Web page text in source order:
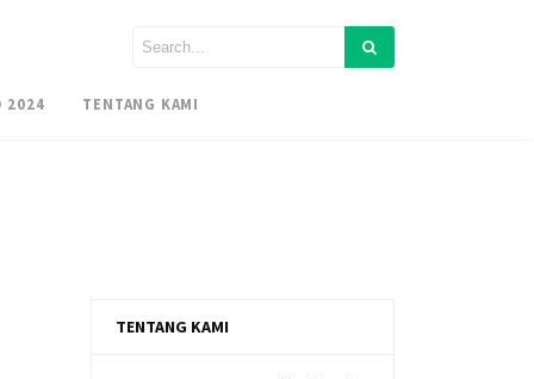
2024 TENTANG KAMI
TENTANG KAMI